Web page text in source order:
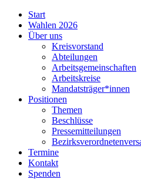
Start
Wahlen 2026
Über uns
Kreisvorstand
Abteilungen
Arbeitsgemeinschaften
Arbeitskreise
Mandatsträger*innen
Positionen
Themen
Beschlüsse
Pressemitteilungen
Termine
Kontakt
Spenden